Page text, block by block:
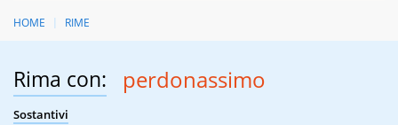
HOME RIME
Rima con: perdonassimo
Sostantivi